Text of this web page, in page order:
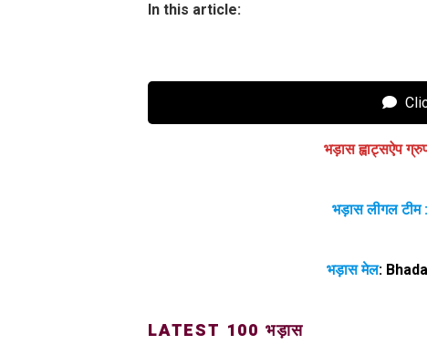
In this article:
भड़ास ह्वाट्सऐप
भड़ास लीगल टीम :
भड़ास मेल:
LATEST 100 भड़ास